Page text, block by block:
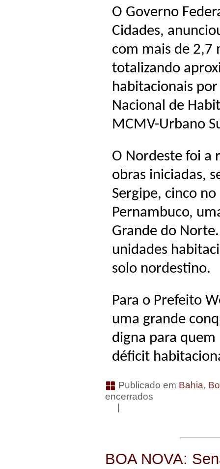
O Governo
Cidades,
com mais de 2,7
totalizando
habitacionais
Nacional de
MCMV-Urbano
O Nordeste foi a
obras iniciadas,
Sergipe, cinco
Pernambuco, um
Grande do
unidades
solo nordestino.
Para o Prefeito
uma grande
digna para
déficit
Publicado em Bahia,
encerrados
BOA NOVA: